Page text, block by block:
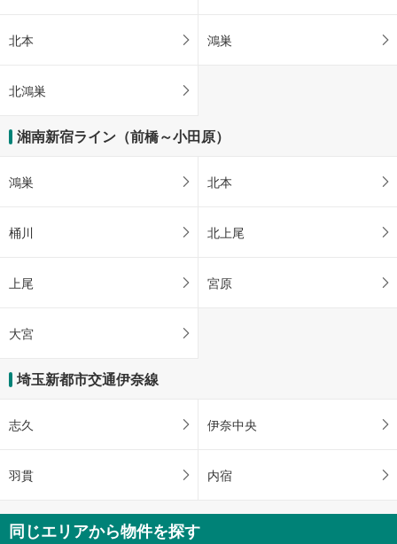
北本 鴻巣
北鴻巣
湘南新宿ライン（前橋～小田原）
鴻巣 北本
桶川 北上尾
上尾 宮原
大宮
埼玉新都市交通伊奈線
志久 伊奈中央
羽貫 内宿
同じエリアから物件を探す